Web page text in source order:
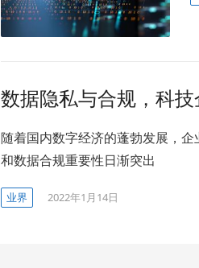
数据隐私与合规，科
随着国内数字经济的蓬勃发展，
和数据合规重要性日渐突出
业界 2022年1月14日